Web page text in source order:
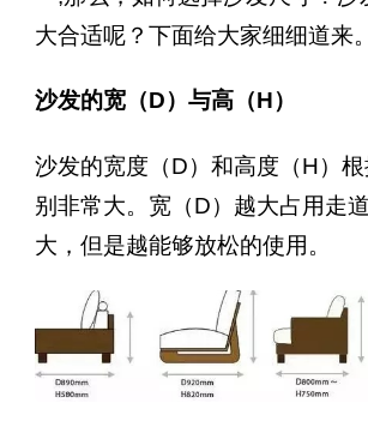
大合适呢？下面给大家细细道来。
沙发的宽（D）与高（H）
沙发的宽度（D）和高度（H）
别非常大。宽（D）越大占用走
大，但是越能够放松的使用。